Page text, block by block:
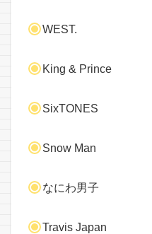
WEST.
King & Prince
SixTONES
Snow Man
なにわ男子
Travis Japan